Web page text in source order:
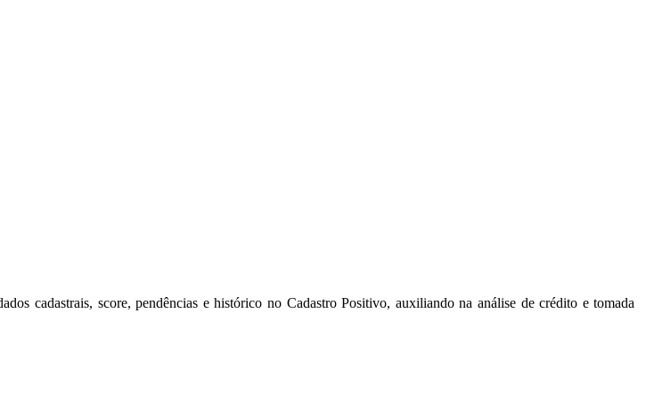
cadastrais, score, pendências e histórico no Cadastro Positivo, auxiliando na análise de crédito e tomada